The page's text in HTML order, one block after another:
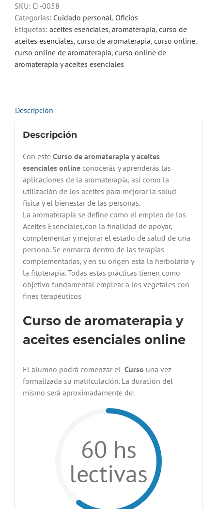
aceites
esenciales
cantidad
SKU: CI-0058
Categorías: Cuidado personal, Oficios
Etiquetas: aceites esenciales, aromaterapia, curso de
aceites esenciales, curso de aromaterapia, curso online,
curso online de aromaterapia, curso online de
aromaterapia y aceites esenciales
Descripción
Descripción
Con esteCurso de aromaterapia y aceites
esenciales online conocerás y aprenderás las
aplicaciones de la aromaterapia, así como la
utilización de los aceites para mejorar la salud
física y el bienestar de las personas.
La aromaterapia se define como el empleo de los
Aceites Esenciales,con la finalidad de apoyar,
complementar y mejorar el estado de salud de una
persona. Se enmarca dentro de las terapias
complementarias, y en su origen esta la herbolaria y
la fitoterapia. Todas estas prácticas tienen como
objetivo fundamental emplear a los vegetales con
fines terapéuticos
Curso de aromaterapia y
aceites esenciales online
El alumno podrá comenzar el Curso una vez
formalizada su matriculación. La duración del
mismo será aproximadamente de:
60 hs
lectivas